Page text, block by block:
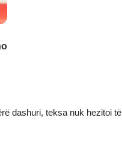
dashuri, teksa nuk hezitoi të